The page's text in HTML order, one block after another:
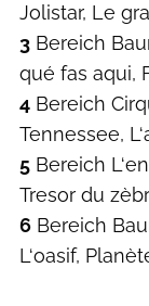
Jolistar, Le
3 Bereich
qué fas aqui,
4 Bereich
Tennessee,
5 Bereich
Tresor du
6 Bereich
L‘oasif,